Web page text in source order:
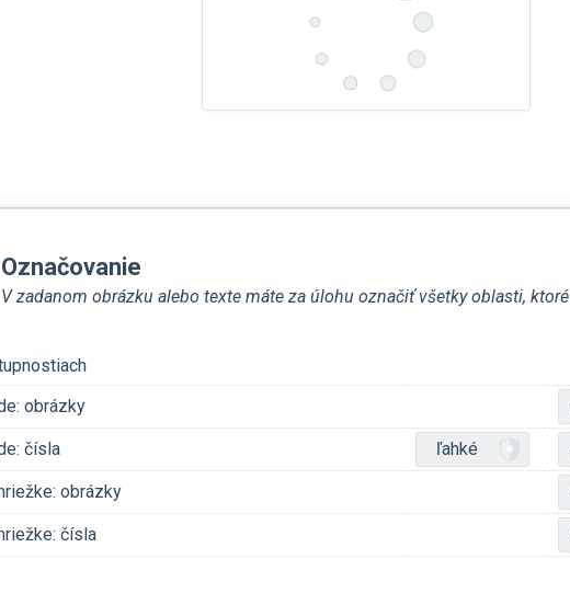
Označovanie
V zadanom obrázku alebo texte máte za úlohu označiť všetky oblasti,
obrázky
čísla ľahké
obrázky
čísla